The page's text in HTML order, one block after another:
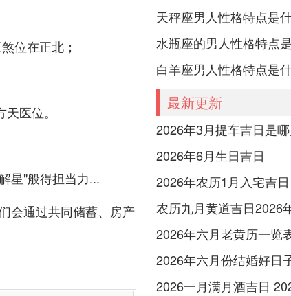
位在正北；
医位。
星"般得担当力...
会通过共同储蓄、房产
最新更新
2026年6月生日吉日
2026年六月老黄历一览